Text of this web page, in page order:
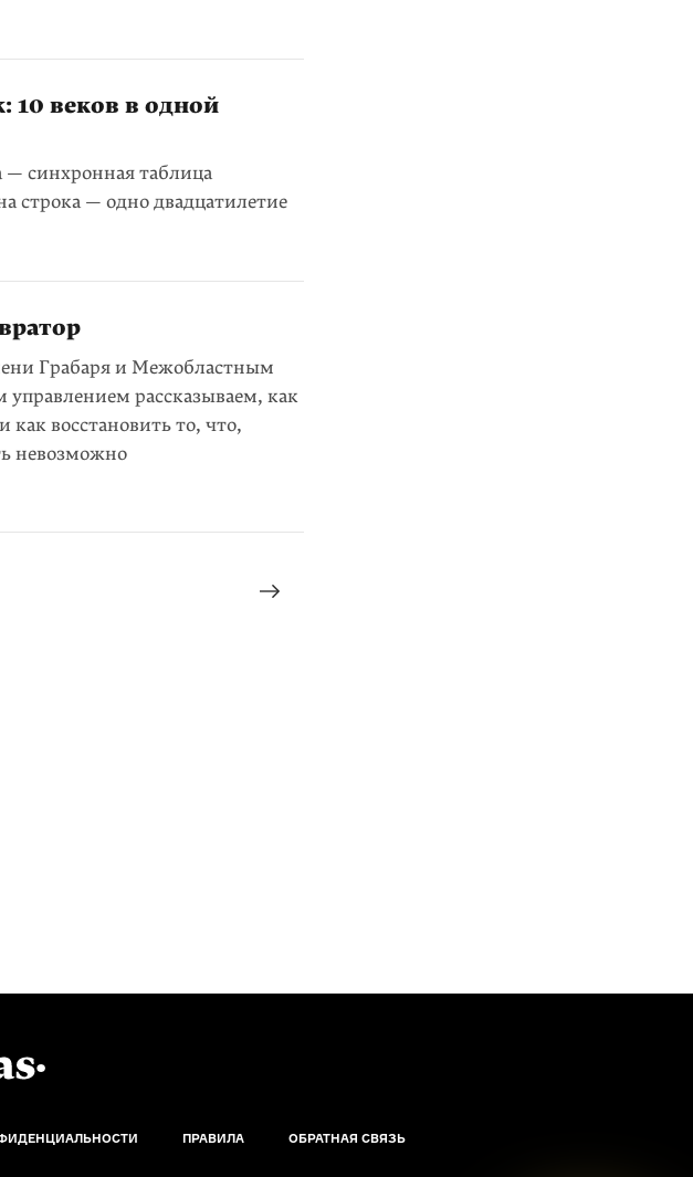
10 веков в одной
— синхронная таблица
строка — одно двадцатилетие
Грабаря и Межобластным
управлением рассказываем, как
как восстановить то, что,
невозможно
ПРАВИЛА ОБРАТНАЯ СВЯЗЬ